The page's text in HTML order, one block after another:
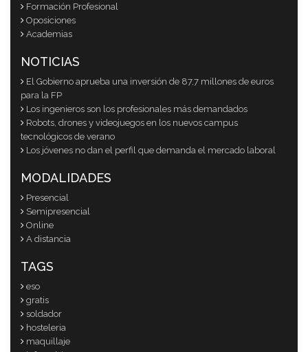
Formación Profesional
Oposiciones
Academias
NOTICIAS
El Gobierno aprueba una inversión de 87,7 millones de euros
para la FP
Los ingenieros son los profesionales más demandados
Robots, drones y videojuegos en los nuevos campus
tecnológicos de verano
Los jóvenes no dan el perfil que demanda el mercado laboral
MODALIDADES
Presencial
Semipresencial
Online
A distancia
TAGS
eso
gratis
soldador
hosteleria
maquillaje